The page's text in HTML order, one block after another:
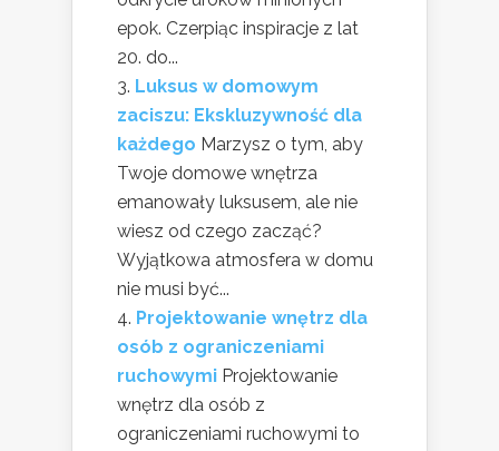
epok. Czerpiąc inspiracje z lat
20. do...
Luksus w domowym
zaciszu: Ekskluzywność dla
każdego Marzysz o tym, aby
Twoje domowe wnętrza
emanowały luksusem, ale nie
wiesz od czego zacząć?
Wyjątkowa atmosfera w domu
nie musi być...
Projektowanie wnętrz dla
osób z ograniczeniami
ruchowymi Projektowanie
wnętrz dla osób z
ograniczeniami ruchowymi to